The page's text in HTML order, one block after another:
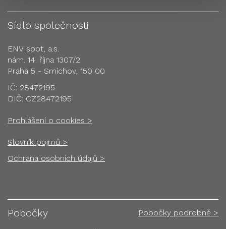
Sídlo společnosti
ENVIspot, a.s.
nám. 14. října 1307/2
Praha 5 - Smíchov, 150 00
IČ: 28472195
DIČ: CZ28472195
Prohlášení o cookies >
Slovník pojmů >
Ochrana osobních údajů >
Pobočky Pobočky podrobně >